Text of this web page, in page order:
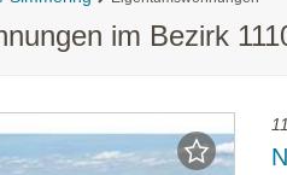
im Bezirk